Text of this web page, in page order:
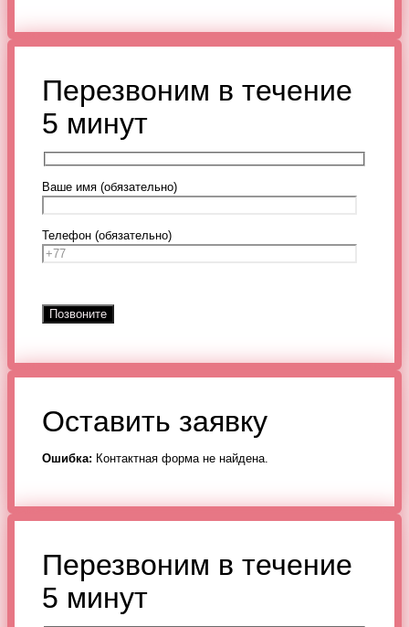
Перезвоним в течение
5 минут
Ваше имя (обязательно)
Телефон (обязательно)
Оставить заявку
Ошибка: Контактная форма не найдена.
Перезвоним в течение
5 минут